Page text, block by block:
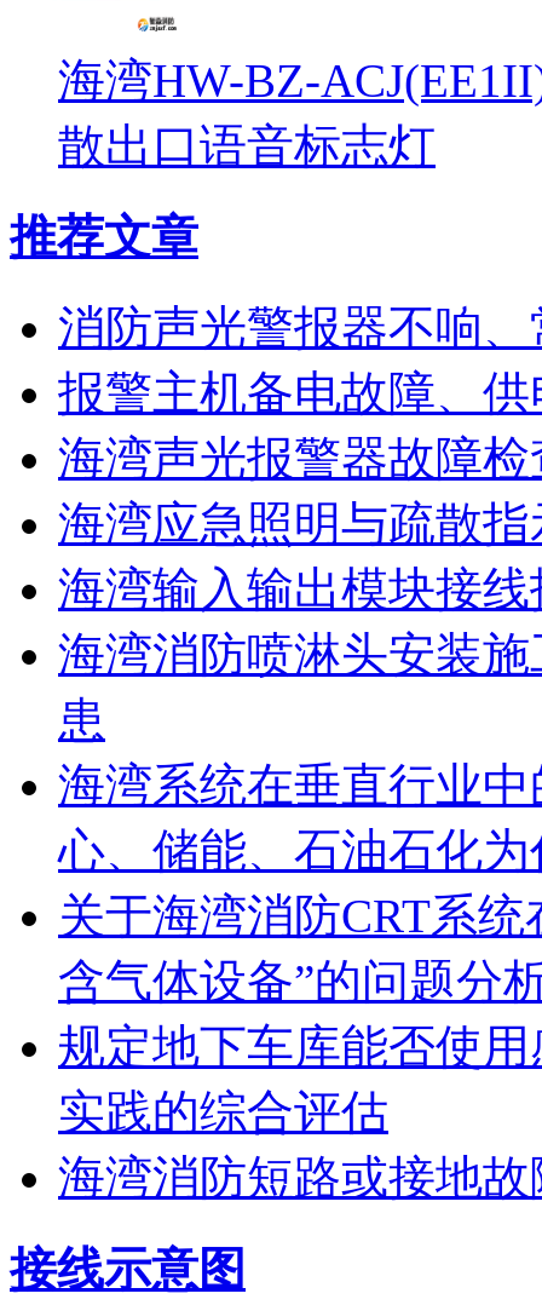
海湾HW-BZ-
散出口语音标志灯
推荐文章
消防声光警报器不响
报警主机备电故障、
海湾声光报警器故障
海湾应急照明与疏散
海湾输入输出模块接
海湾消防喷淋头安装
患
海湾系统在垂直行业
心、储能、石油石化
关于海湾消防CRT系
含气体设备”的问题分
规定地下车库能否使
实践的综合评估
海湾消防短路或接地
接线示意图